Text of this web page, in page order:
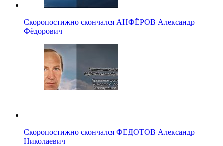
Скоропостижно скончался АНФЁРОВ Александр
Фёдорович
Скоропостижно скончался ФЕДОТОВ Александр
Николаевич